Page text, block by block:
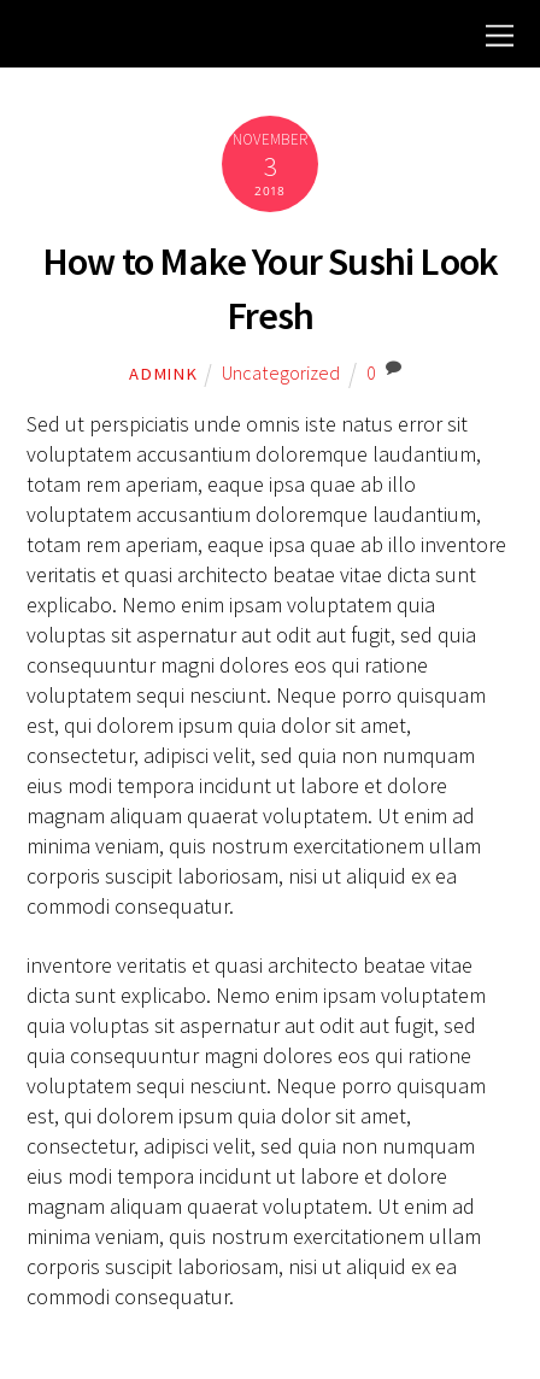
NOVEMBER
3
2018
How to Make Your Sushi Look
Fresh
ADMINK Uncategorized 0
Sed ut perspiciatis unde omnis iste natus error sit
voluptatem accusantium doloremque laudantium,
totam rem aperiam, eaque ipsa quae ab illo
voluptatem accusantium doloremque laudantium,
totam rem aperiam, eaque ipsa quae ab illo inventore
veritatis et quasi architecto beatae vitae dicta sunt
explicabo. Nemo enim ipsam voluptatem quia
voluptas sit aspernatur aut odit aut fugit, sed quia
consequuntur magni dolores eos qui ratione
voluptatem sequi nesciunt. Neque porro quisquam
est, qui dolorem ipsum quia dolor sit amet,
consectetur, adipisci velit, sed quia non numquam
eius modi tempora incidunt ut labore et dolore
magnam aliquam quaerat voluptatem. Ut enim ad
minima veniam, quis nostrum exercitationem ullam
corporis suscipit laboriosam, nisi ut aliquid ex ea
commodi consequatur.
inventore veritatis et quasi architecto beatae vitae
dicta sunt explicabo. Nemo enim ipsam voluptatem
quia voluptas sit aspernatur aut odit aut fugit, sed
quia consequuntur magni dolores eos qui ratione
voluptatem sequi nesciunt. Neque porro quisquam
est, qui dolorem ipsum quia dolor sit amet,
consectetur, adipisci velit, sed quia non numquam
eius modi tempora incidunt ut labore et dolore
magnam aliquam quaerat voluptatem. Ut enim ad
minima veniam, quis nostrum exercitationem ullam
corporis suscipit laboriosam, nisi ut aliquid ex ea
commodi consequatur.